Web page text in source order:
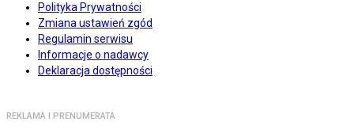
Polityka Prywatności
Zmiana ustawień zgód
Regulamin serwisu
Informacje o nadawcy
Deklaracja dostępności
REKLAMA I PRENUMERATA